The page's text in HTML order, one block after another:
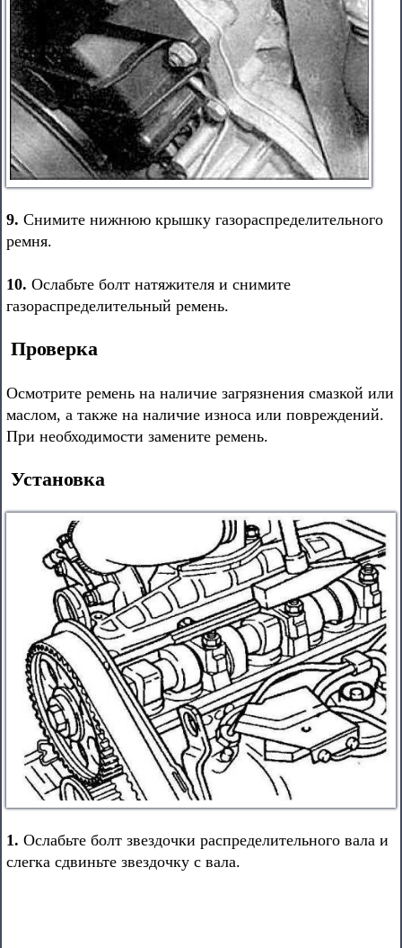
9. Снимите нижнюю крышку газораспределительного
ремня.
10. Ослабьте болт натяжителя и снимите
газораспределительный ремень.
Проверка
Осмотрите ремень на наличие загрязнения смазкой или
маслом, а также на наличие износа или повреждений.
При необходимости замените ремень.
Установка
1. Ослабьте болт звездочки распределительного вала и
слегка сдвиньте звездочку с вала.